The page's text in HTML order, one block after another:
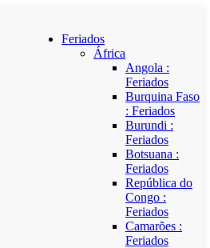
Feriados
África
Angola :
Feriados
Burquina Faso
: Feriados
Burundi :
Feriados
Botsuana :
Feriados
República do
Congo :
Feriados
Camarões :
Feriados